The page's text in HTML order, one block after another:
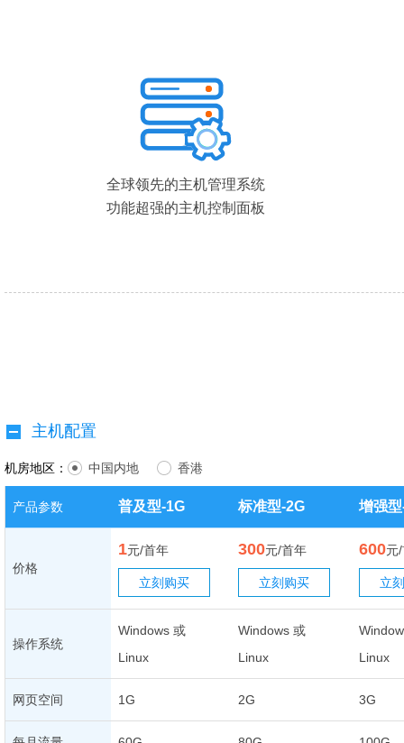
全球领先的主机管理系统
功能超强的主机控制面板
主机配置
机房地区： 中国内地 香港
产品参数 普及型-1G 标准型-2G 增强
价格
1元/首年
立刻购买
300元/首年
立刻购买
600元
立
操作系统
Windows 或
Linux
Windows 或
Linux
Linux
网页空间 1G 2G 3G